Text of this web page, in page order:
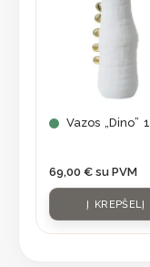
Vazos „Dino” 1
69,00 € su PVM
Į KREPŠELĮ